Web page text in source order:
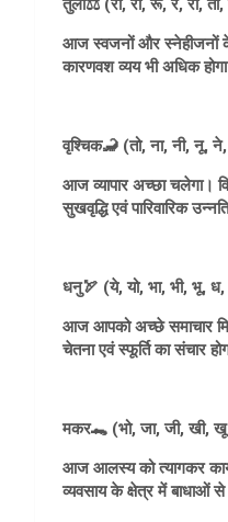
तुला⚖️ (रा, री, रू, रे, रो,
आज स्वजनों और स्नेहीजनों के
कारणवश व्यय भी अधिक
वृश्चिक🦂 (तो, ना, नी, नू, ने,
आज व्यापार अच्छा चलेगा।
सुखवृद्धि एवं पारिवारिक
धनु🏹 (ये, यो, भा, भी, भू, ध,
आज आपको अच्छे समाचार
चेतना एवं स्फूर्ति का संचार
मकर🐊 (भो, जा, जी, खी,
आज आलस्य को त्यागकर
व्यवसाय के क्षेत्र में बाधाओं